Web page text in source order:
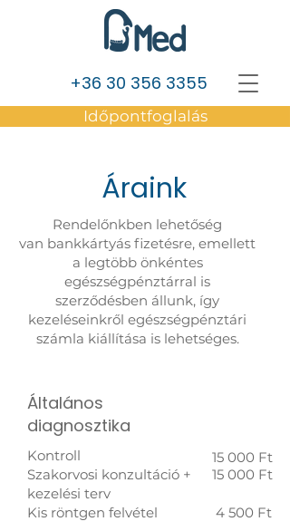
Időpontfoglalás
+36 30 356 3355
Áraink
Rendelőnkben lehetőség
van bankkártyás fizetésre, emellett
a legtöbb önkéntes
egészségpénztárral is
szerződésben állunk, így
kezeléseinkről egészségpénztári
számla kiállítása is lehetséges.
Általános
diagnosztika
Kontroll
Szakorvosi konzultáció +
kezelési terv
Kis röntgen felvétel
4 500 Ft
15 000 Ft
15 000 Ft